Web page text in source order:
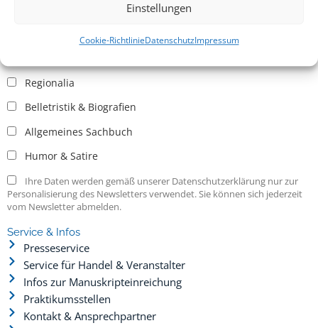
Einstellungen
Cookie-RichtlinieDatenschutzImpressum
Kritische Theorie / Philosophie
Regionalia
Belletristik & Biografien
Allgemeines Sachbuch
Humor & Satire
Ihre Daten werden gemäß unserer Datenschutzerklärung nur zur
Personalisierung des Newsletters verwendet. Sie können sich jederzeit
vom Newsletter abmelden.
Service & Infos
Presseservice
Service für Handel & Veranstalter
Infos zur Manuskripteinreichung
Praktikumsstellen
Kontakt & Ansprechpartner